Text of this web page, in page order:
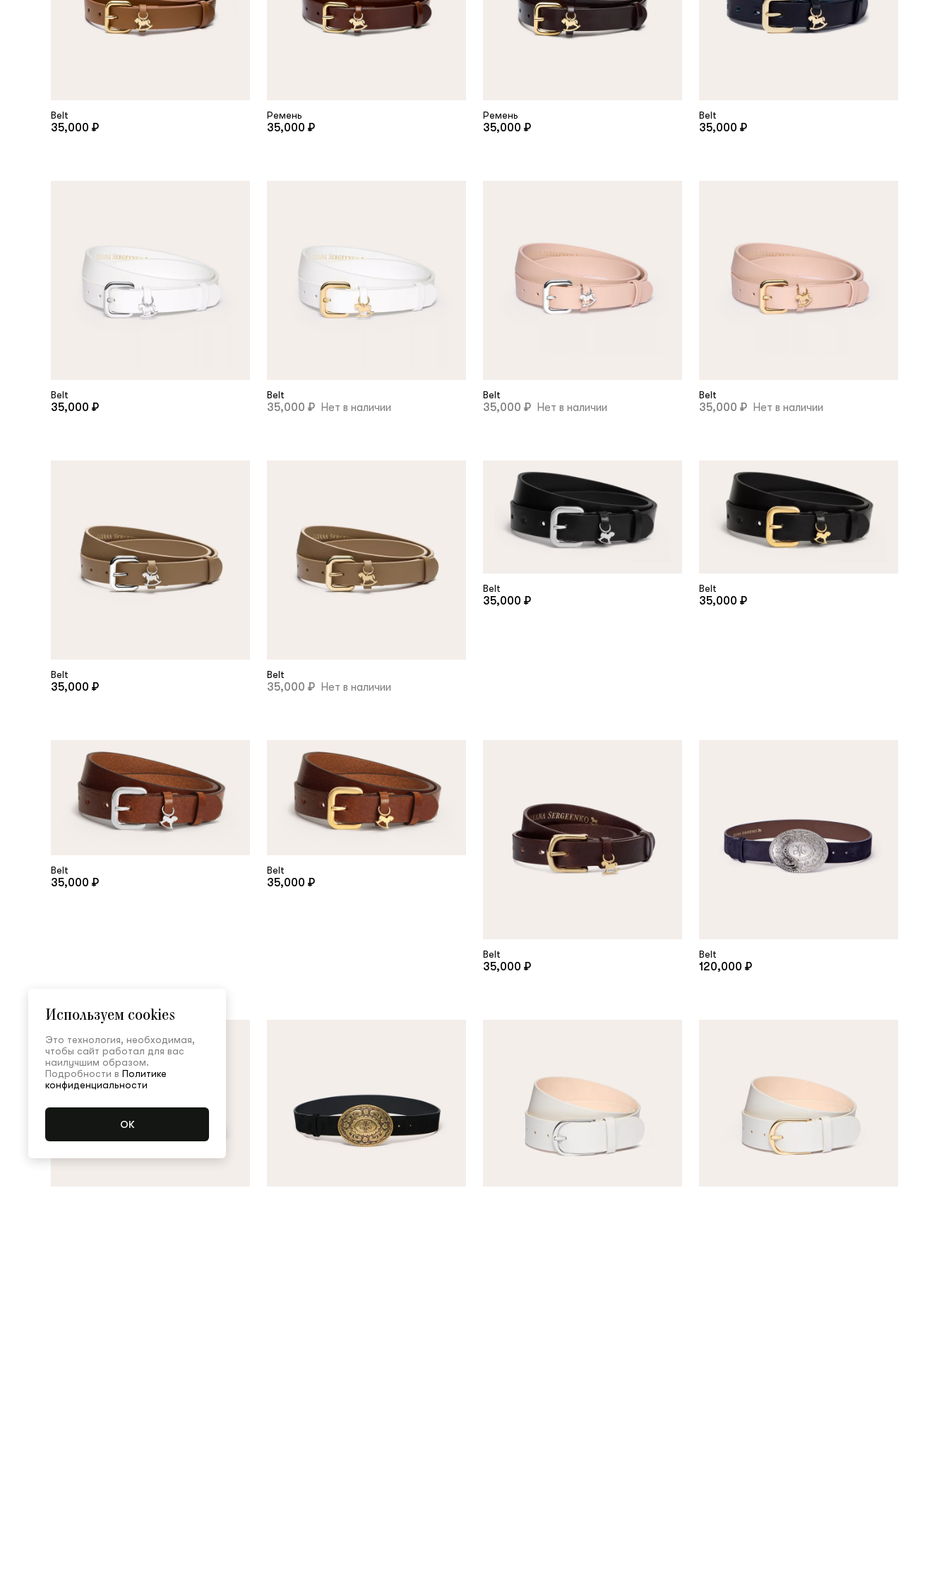
theprivacy policy
Belt
35,000 ₽
Ремень
35,000 ₽
Ремень
35,000 ₽
Belt
35,000 ₽
Belt
35,000 ₽
Belt
35,000 ₽ Нет в наличии
Belt
35,000 ₽ Нет в наличии
Belt
35,000 ₽ Нет в наличии
Belt
35,000 ₽
Belt
35,000 ₽ Нет в наличии
Belt
35,000 ₽
Belt
35,000 ₽
Belt
35,000 ₽
Belt
35,000 ₽
Belt
35,000 ₽
Belt
120,000 ₽
Используем cookies
Это технология, необходимая,
чтобы сайт работал для вас
наилучшим образом.
Подробности в Политике
конфиденциальности